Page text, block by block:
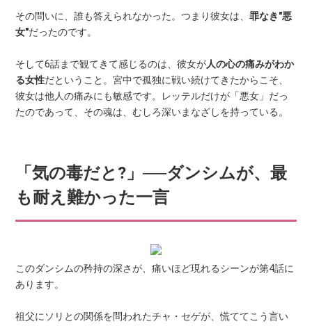
その問いに、誰も答えられなかった。つまり彼女は、罪なき"悪
女"だったのです。
そして6話まで観てきて感じるのは、彼女が人の心の痛みがわか
る女性だということ。宮中で孤独に戦い続けてきたからこそ、
彼女は他人の痛みにも敏感です。レッテルだけが「悪女」だっ
たのであって、その魂は、むしろ深いまなざしを持っている。
「気の毒だと?」──ダンシムが、最
も耐え難かった一言
このダンシムの矜持の深さが、痛いほど現れるシーンが第4話に
あります。
祖父にソリとの関係を問われたチャ・セゲが、慌ててこう言い